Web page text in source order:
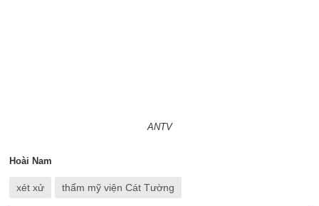
ANTV
Hoài Nam
xét xử thẩm mỹ viện Cát Tường